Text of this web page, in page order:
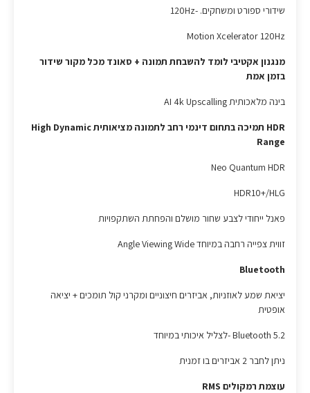
שידורי ספורט ומשחקים. -120Hz
Motion Xcelerator 120Hz
מנגנון אקטיבי לומד להשבחת תמונה + סאונד מכל מקור שידור
בזמן אמת
בינה מלאכותית AI 4k Upscalling
HDR תמיכה בתחום דינמי רחב לתמונה מציאותית High Dynamic
Range
Neo Quantum HDR
HDR10+/HLG
פאנל ייחודי לצבע שחור מושלם והפחתת השתקפויות
זווית צפייה רחבה במיוחד Angle Viewing Wide
Bluetooth
יציאת שמע לאוזניות, אביזרים חיצוניים ומקרני קול תומכים + יציאה
אופטית
5.2 Bluetooth -לצליל איכותי במיוחד
ניתן לחבר 2 אביזרים בו זמנית
עוצמת רמקולים RMS